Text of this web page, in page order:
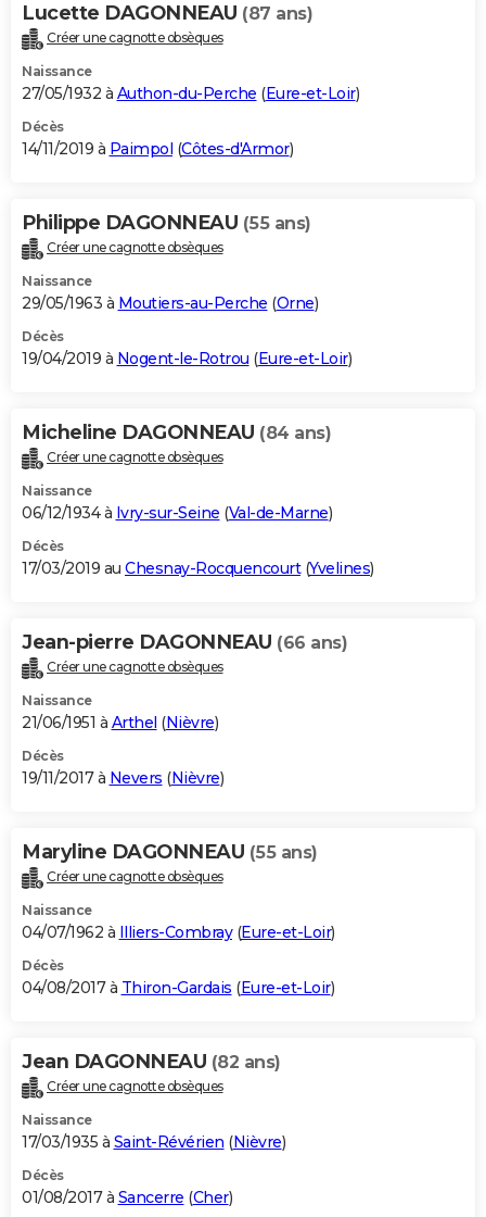
Lucette DAGONNEAU (87 ans)
Créer une cagnotte obsèques
Naissance
27/05/1932 à Authon-du-Perche (Eure-et-Loir)
Décès
14/11/2019 à Paimpol (Côtes-d'Armor)
Philippe DAGONNEAU (55 ans)
Créer une cagnotte obsèques
Naissance
29/05/1963 à Moutiers-au-Perche (Orne)
Décès
19/04/2019 à Nogent-le-Rotrou (Eure-et-Loir)
Micheline DAGONNEAU (84 ans)
Créer une cagnotte obsèques
Naissance
06/12/1934 à Ivry-sur-Seine (Val-de-Marne)
Décès
17/03/2019 au Chesnay-Rocquencourt(Yvelines)
Jean-pierre DAGONNEAU (66 ans)
Créer une cagnotte obsèques
Naissance
21/06/1951 à Arthel (Nièvre)
Décès
19/11/2017 à Nevers (Nièvre)
Maryline DAGONNEAU (55 ans)
Créer une cagnotte obsèques
Naissance
04/07/1962 à Illiers-Combray(Eure-et-Loir)
Décès
04/08/2017 à Thiron-Gardais (Eure-et-Loir)
Jean DAGONNEAU (82 ans)
Créer une cagnotte obsèques
Naissance
17/03/1935 à Saint-Révérien (Nièvre)
Décès
01/08/2017 à Sancerre (Cher)